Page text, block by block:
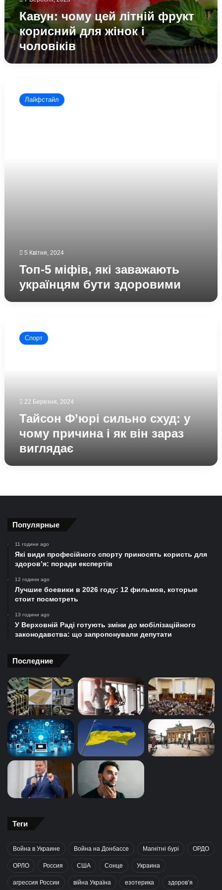
Кавун: чому цей літній фрукт
корисний для жінок і
чоловіків
міфів,
Лайфстайл
5 Квітня, 2024
Топ-5 міфів, які заважають
українцям бути здоровими
сильно
виглядає
Спорт
22 Березня, 2024
Тайсон Ф’юрі сильно схуд: у
чому причина і як він зараз
виглядає
Популярные
11 години ago
Які види професійного спорту приносять користь для
здоров’я: поради експертів
12 години ago
Лучшие боевики в 2026 году: 12 фильмов, которые
стоит посмотреть
13 години ago
У Верховній Раді готують зміни до мобілізаційного
законодавства: що запропонували депутати
Последние
Теги
Война в Украине Война на Донбассе Магнітні бурі ОРДО
ОРЛО Россия США Сонце Украина
агрессия России війна Україна езотерика здоров’я